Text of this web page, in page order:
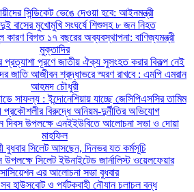
সিন্ডিকেট ভেঙে দেওয়া হবে: আইনমন্ত্রী
বাসের মুখোমুখি সংঘর্ষে শিশুসহ ৮ জন নিহত
কারণ বিগত ১৭ বছরের অব্যবস্থাপনা: বাণিজ্যমন্ত্রী
মুক্তাদির
পূরণে জাতীয় ঐক্য সুসংহত করার বিকল্প নেই
জাতি আজীবন শ্রদ্ধাভরে স্মরণ রাখবে : এমপি এমরান
আহমদ চৌধুরী
সাফল্য : ইন্দোনেশিয়ায় যাচ্ছে জেসিপিএসসির তামিম
প্রকৌশলীর বিরুদ্ধে অনিয়ম-দুর্নীতির অভিযোগ
উপলক্ষে এনইইউবিতে আলোচনা সভা ও দোয়া
মাহফিল
বুধবার সিলেট আসছেন, দিনভর যত কর্মসূচি
সিলেট ইউনাইটেড জার্নালিস্ট ওয়েলফেয়ার
এর আলোচনা সভা বুধবার
সব হাউসবোট ও পর্যটকবাহী নৌযান চলাচল বন্ধ